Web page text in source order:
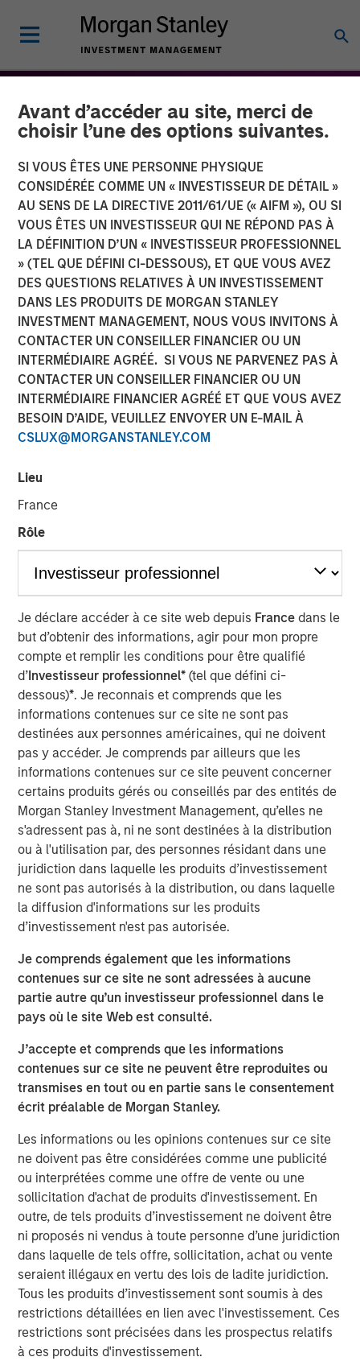
Avant d’accéder au site, merci de
choisir l’une des options suivantes.
SI VOUS ÊTES UNE PERSONNE PHYSIQUE
CONSIDÉRÉE COMME UN « INVESTISSEUR DE DÉTAIL »
AU SENS DE LA DIRECTIVE 2011/61/UE (« AIFM »), OU SI
VOUS ÊTES UN INVESTISSEUR QUI NE RÉPOND PAS À
LA DÉFINITION D’UN « INVESTISSEUR PROFESSIONNEL
» (TEL QUE DÉFINI CI-DESSOUS), ET QUE VOUS AVEZ
DES QUESTIONS RELATIVES À UN INVESTISSEMENT
DANS LES PRODUITS DE MORGAN STANLEY
INVESTMENT MANAGEMENT, NOUS VOUS INVITONS À
CONTACTER UN CONSEILLER FINANCIER OU UN
INTERMÉDIAIRE AGRÉÉ. SI VOUS NE PARVENEZ PAS À
CONTACTER UN CONSEILLER FINANCIER OU UN
INTERMÉDIAIRE FINANCIER AGRÉÉ ET QUE VOUS AVEZ
BESOIN D’AIDE, VEUILLEZ ENVOYER UN E-MAIL À
CSLUX@MORGANSTANLEY.COM
Lieu
France
Rôle
Je déclare accéder à ce site web depuis France dans le
but d’obtenir des informations, agir pour mon propre
compte et remplir les conditions pour être qualifié
d’Investisseur professionnel*(tel que défini ci-
dessous)*. Je reconnais et comprends que les
informations contenues sur ce site ne sont pas
destinées aux personnes américaines, qui ne doivent
pas y accéder. Je comprends par ailleurs que les
informations contenues sur ce site peuvent concerner
certains produits gérés ou conseillés par des entités de
Morgan Stanley Investment Management, qu’elles ne
s'adressent pas à, ni ne sont destinées à la distribution
ou à l'utilisation par, des personnes résidant dans une
juridiction dans laquelle les produits d’investissement
ne sont pas autorisés à la distribution, ou dans laquelle
la diffusion d'informations sur les produits
d’investissement n'est pas autorisée.
Je comprends également que les informations
contenues sur ce site ne sont adressées à aucune
partie autre qu’un investisseur professionnel dans le
pays où le site Web est consulté.
J’accepte et comprends que les informations
contenues sur ce site ne peuvent être reproduites ou
transmises en tout ou en partie sans le consentement
écrit préalable de Morgan Stanley.
Les informations ou les opinions contenues sur ce site
ne doivent pas être considérées comme une publicité
ou interprétées comme une offre de vente ou une
sollicitation d'achat de produits d'investissement. En
outre, de tels produits d’investissement ne doivent être
ni proposés ni vendus à toute personne d’une juridiction
dans laquelle de tels offre, sollicitation, achat ou vente
seraient illégaux en vertu des lois de ladite juridiction.
Tous les produits d’investissement sont soumis à des
restrictions détaillées en lien avec l'investissement. Ces
restrictions sont précisées dans les prospectus relatifs
à ces produits d'investissement.
THE BEAT™ INSIGHTS
The BEAT - Août 2025
05 AOÛT 2025
actualisée sur les marchés. Chaque édition vous propose
des idées et des analyses pour vous aider à appréhender
Téléchargez le PDF
Portfolio Solutions Group
The Portfolio Solutions Group is a comprehensive multi-
asset business, with activity across all asset strategies
and types (traditional and alternative), through solutions
that span fully liquid (public assets), comprehensive
(public and private assets) and fully private portfolios.
Offerings are delivered via a managed portfolio or model,
in discretionary or advisory format.
Idées liées
TRIMESTRIELLES
The BEAT™ for Q3 2026 - August
WEBINAR
MENSUELLES
The BEAT™ Video - T2 2026
Analyses mises en avant